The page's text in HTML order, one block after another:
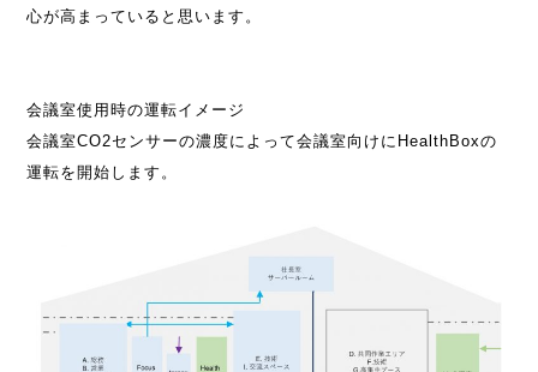
心が高まっていると思います。
会議室使用時の運転イメージ
会議室CO2センサーの濃度によって会議室向けにHealthBoxの
運転を開始します。